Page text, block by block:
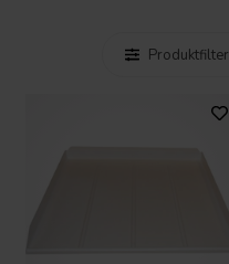
Produktfilter